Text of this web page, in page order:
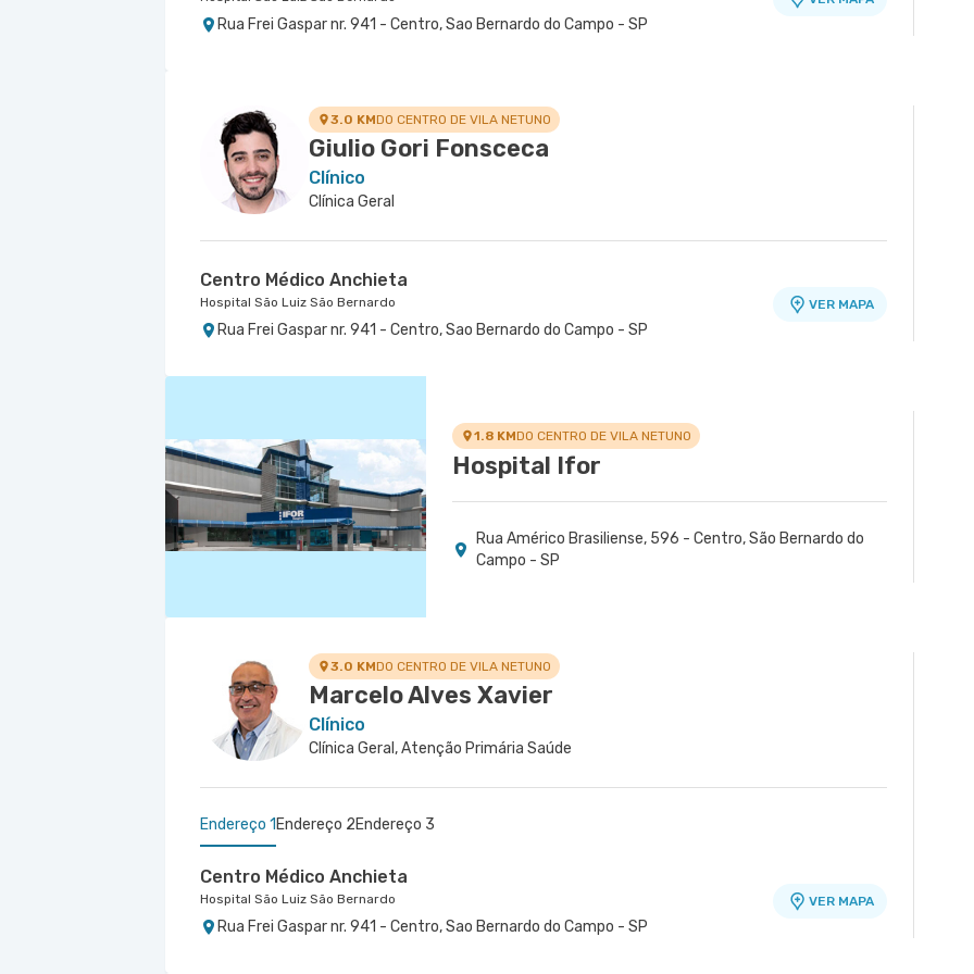
Rua Frei Gaspar nr. 941 - Centro, Sao Bernardo do Campo - SP
3.0 KMDO CENTRO DE VILA NETUNO
Giulio Gori Fonsceca
Clínico
Clínica Geral
Centro Médico Anchieta
Hospital São Luiz São Bernardo
Rua Frei Gaspar nr. 941 - Centro, Sao Bernardo do Campo - SP
VER MAPA
1.8 KMDO CENTRO DE VILA NETUNO
Hospital Ifor
Rua Américo Brasiliense, 596 - Centro, São Bernardo do
Campo - SP
3.0 KMDO CENTRO DE VILA NETUNO
Marcelo Alves Xavier
Clínico
Clínica Geral, Atenção Primária Saúde
Endereço 1 Endereço 2Endereço 3
Centro Médico Anchieta
Hospital São Luiz São Bernardo
Rua Frei Gaspar nr. 941 - Centro, Sao Bernardo do Campo - SP
VER MAPA